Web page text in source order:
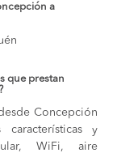
a
que prestan
Concepción
y
WiFi, aire